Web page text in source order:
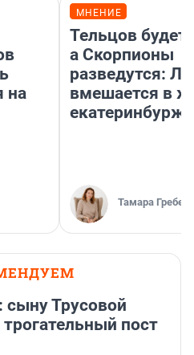
на
МНЕНИЕ
Тельцов будет
а Скорпионы
разведутся:
вмешается в
Тамара
сыну Трусовой
пост